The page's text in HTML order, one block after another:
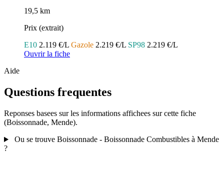
19,5 km
Prix (extrait)
E10 2.119 €/L Gazole 2.219 €/L SP98 2.219 €/L
Ouvrir la fiche
Aide
Questions frequentes
Reponses basees sur les informations affichees sur cette fiche
(Boissonnade, Mende).
Ou se trouve Boissonnade - Boissonnade Combustibles à Mende
?